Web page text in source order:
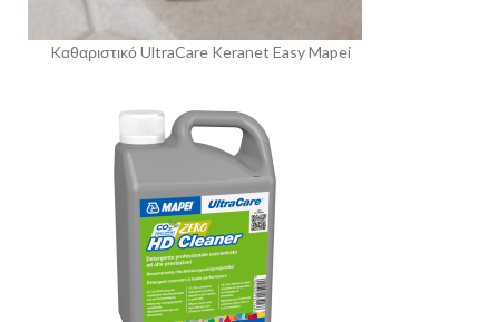
Kαθαριστικό UltraCare Keranet Easy Mapei